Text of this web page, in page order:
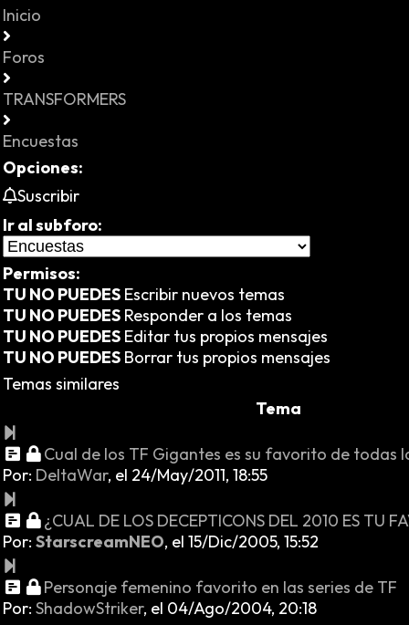
Inicio
Foros
TRANSFORMERS
Encuestas
Opciones:
Suscribir
Ir al subforo:
Permisos:
TU NO PUEDES Escribir nuevos temas
TU NO PUEDES Responder a los temas
TU NO PUEDES Editar tus propios mensajes
TU NO PUEDES Borrar tus propios mensajes
Temas similares
Tema
Cual de los TF Gigantes es su favorito de todas
Por: DeltaWar, el 24/May/2011, 18:55
¿CUAL DE LOS DECEPTICONS DEL 2010 ES TU
Por: StarscreamNEO, el 15/Dic/2005, 15:52
Personaje femenino favorito en las series de TF
Por: ShadowStriker, el 04/Ago/2004, 20:18